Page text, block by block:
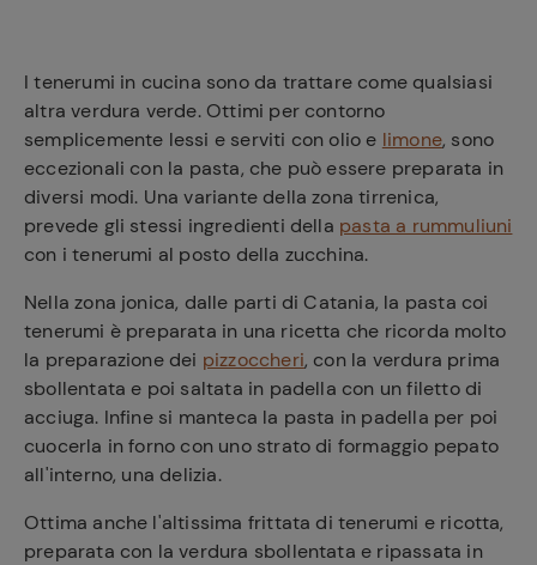
I tenerumi in cucina sono da trattare come qualsiasi
altra verdura verde. Ottimi per contorno
semplicemente lessi e serviti con olio e limone, sono
eccezionali con la pasta, che può essere preparata in
diversi modi. Una variante della zona tirrenica,
prevede gli stessi ingredienti della pasta a rummuliuni
con i tenerumi al posto della zucchina.
Nella zona jonica, dalle parti di Catania, la pasta coi
tenerumi è preparata in una ricetta che ricorda molto
la preparazione dei pizzoccheri, con la verdura prima
sbollentata e poi saltata in padella con un filetto di
acciuga. Infine si manteca la pasta in padella per poi
cuocerla in forno con uno strato di formaggio pepato
all'interno, una delizia.
Ottima anche l'altissima frittata di tenerumi e ricotta,
preparata con la verdura sbollentata e ripassata in